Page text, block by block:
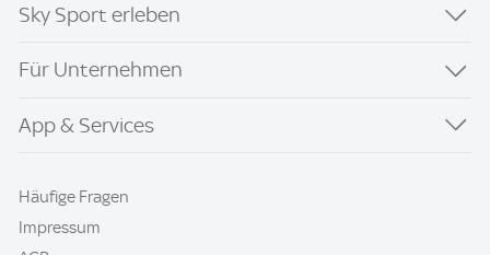
Sky Sport erleben
Für Unternehmen
App & Services
Häufige Fragen
Impressum